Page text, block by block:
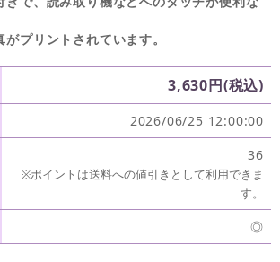
プリントされています。
3,630円(税込)
2026/06/25 12:00:00
36
※ポイントは送料への値引きとして利用できま
す。
◎